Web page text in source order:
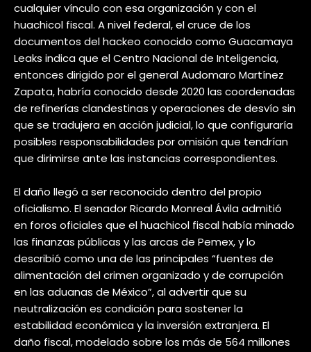
cualquier vínculo con esa organización y con el
huachicol fiscal. A nivel federal, el cruce de los
documentos del hackeo conocido como Guacamaya
Leaks indica que el Centro Nacional de Inteligencia,
entonces dirigido por el general Audomaro Martínez
Zapata, habría conocido desde 2020 las coordenadas
de refinerías clandestinas y operaciones de desvío sin
que se tradujera en acción judicial, lo que configuraría
posibles responsabilidades por omisión que tendrían
que dirimirse ante las instancias correspondientes.
El daño llegó a ser reconocido dentro del propio
oficialismo. El senador Ricardo Monreal Ávila admitió
en foros oficiales que el huachicol fiscal había minado
las finanzas públicas y las arcas de Pemex, y lo
describió como una de las principales “fuentes de
alimentación del crimen organizado y de corrupción
en las aduanas de México”, al advertir que su
neutralización es condición para sostener la
estabilidad económica y la inversión extranjera. El
daño fiscal, modelado sobre los más de 564 millones